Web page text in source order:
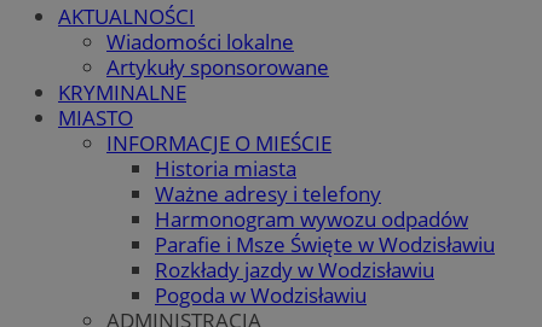
AKTUALNOŚCI
Wiadomości lokalne
Artykuły sponsorowane
KRYMINALNE
MIASTO
INFORMACJE O MIEŚCIE
Historia miasta
Ważne adresy i telefony
Harmonogram wywozu odpadów
Parafie i Msze Święte w Wodzisławiu
Rozkłady jazdy w Wodzisławiu
Pogoda w Wodzisławiu
ADMINISTRACJA